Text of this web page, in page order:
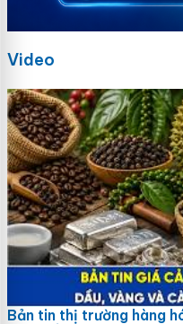
Video
Bản tin thị trường hàng